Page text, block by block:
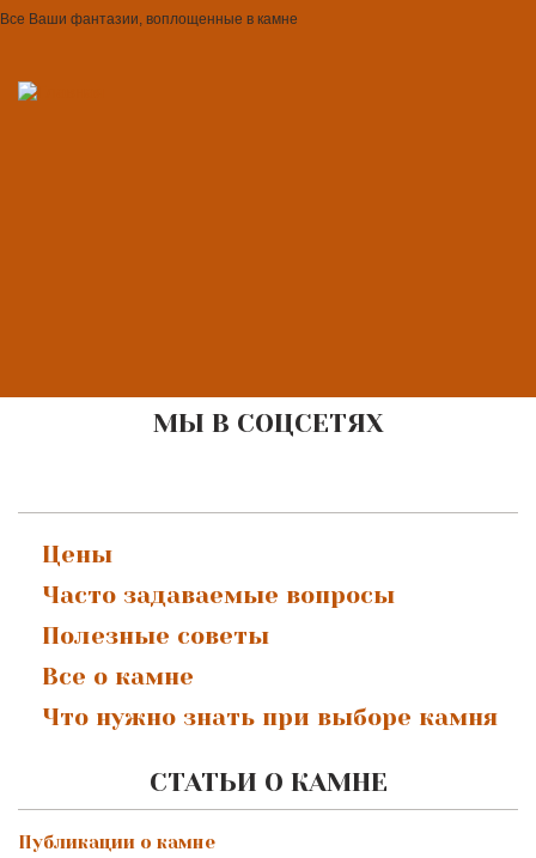
Все Ваши фантазии, воплощенные в камне
МЫ В СОЦСЕТЯХ
Цены
Часто задаваемые вопросы
Полезные советы
Все о камне
Что нужно знать при выборе камня
СТАТЬИ О КАМНЕ
Публикации о камне